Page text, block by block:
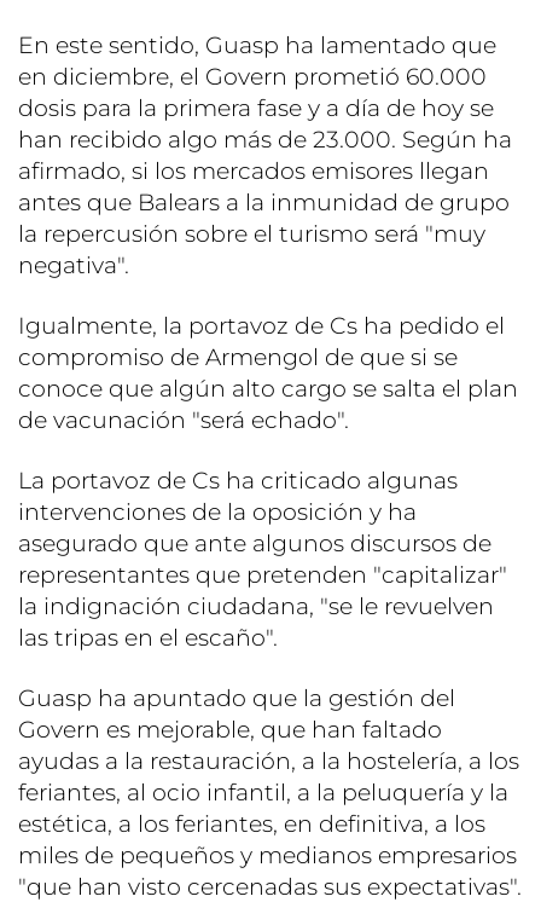
En este sentido, Guasp ha lamentado que
en diciembre, el Govern prometió 60.000
dosis para la primera fase y a día de hoy se
han recibido algo más de 23.000. Según ha
afirmado, si los mercados emisores llegan
antes que Balears a la inmunidad de grupo
la repercusión sobre el turismo será "muy
negativa".
Igualmente, la portavoz de Cs ha pedido el
compromiso de Armengol de que si se
conoce que algún alto cargo se salta el plan
de vacunación "será echado".
La portavoz de Cs ha criticado algunas
intervenciones de la oposición y ha
asegurado que ante algunos discursos de
representantes que pretenden "capitalizar"
la indignación ciudadana, "se le revuelven
las tripas en el escaño".
Guasp ha apuntado que la gestión del
Govern es mejorable, que han faltado
ayudas a la restauración, a la hostelería, a los
feriantes, al ocio infantil, a la peluquería y la
estética, a los feriantes, en definitiva, a los
miles de pequeños y medianos empresarios
"que han visto cercenadas sus expectativas".